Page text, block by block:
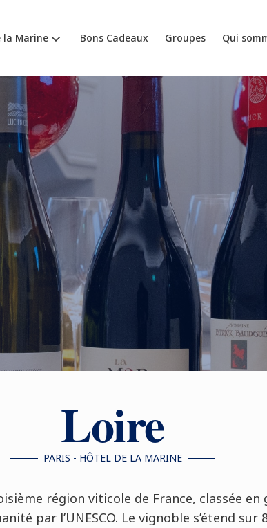
la Marine Bons Cadeaux Groupes Qui
Loire
PARIS - HÔTEL DE LA MARINE
région viticole de France, classée
par l’UNESCO. Le vignoble s’étend sur